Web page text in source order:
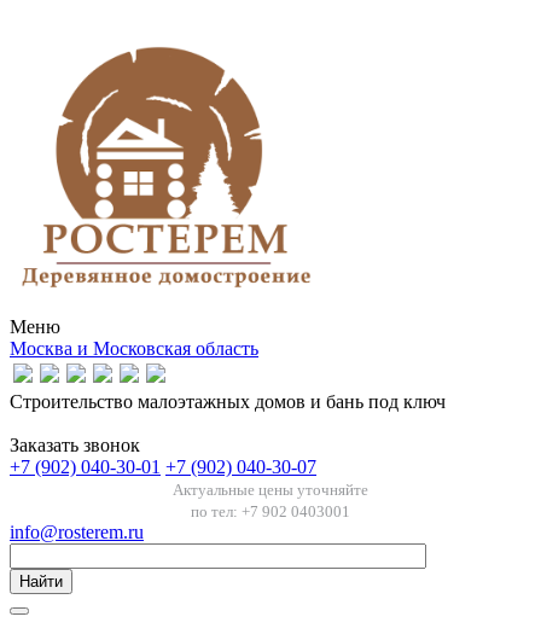
Меню
Москва и Московская область
Строительство малоэтажных домов и бань под ключ
Заказать звонок
+7 (902) 040-30-01 +7 (902) 040-30-07
Актуальные цены уточняйте
по тел: +7 902 0403001
info@rosterem.ru
Найти